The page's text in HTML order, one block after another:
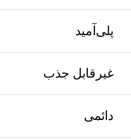
پلی‌آمید
غیرقابل جذب
دائمی